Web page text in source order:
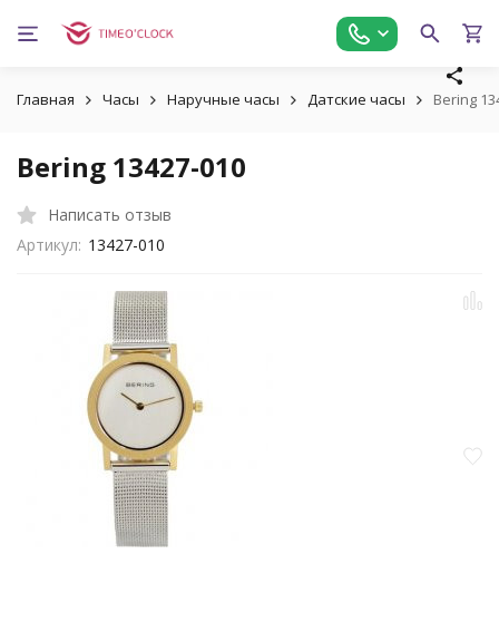
Главная Часы Наручные часы Датские часы Bering
Bering 13427-010
Написать отзыв
Артикул: 13427-010